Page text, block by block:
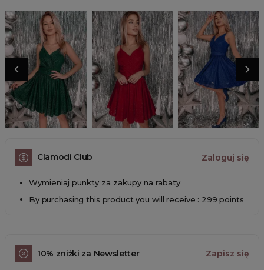
Clamodi Club Zaloguj się
Wymieniaj punkty za zakupy na rabaty
By purchasing this product you will receive : 299 points
10% zniżki za Newsletter Zapisz się